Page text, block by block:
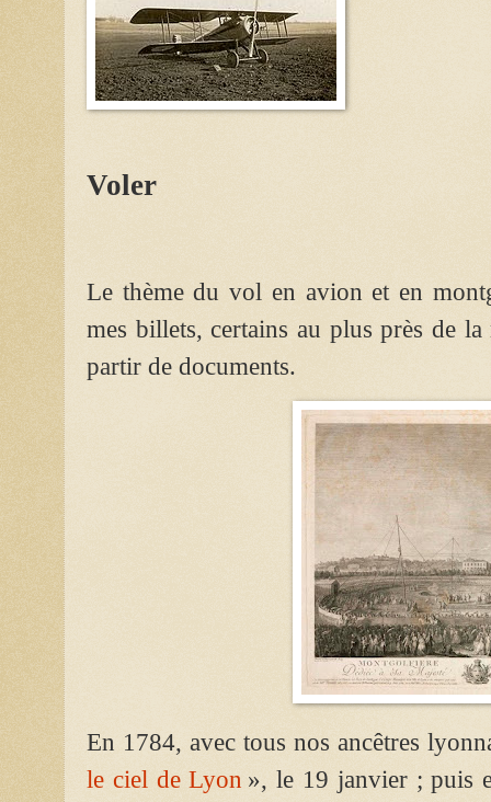
Voler
Le thème du vol en avion et en
mes billets, certains au plus près de
partir de documents.
En 1784, avec tous nos ancêtres
le ciel de Lyon », le 19 janvier ; puis